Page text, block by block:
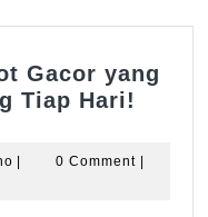
Gacor yang
Tiap Hari!
Slot
Shesho
| 0 Comment |